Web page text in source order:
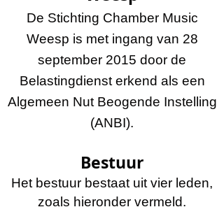
De Stichting Chamber Music
Weesp is met ingang van 28
september 2015 door de
Belastingdienst erkend als een
Algemeen Nut Beogende Instelling
(ANBI).
Bestuur
Het bestuur bestaat uit vier leden,
zoals hieronder vermeld.